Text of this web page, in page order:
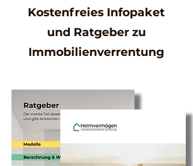
Kostenfreies Infopaket
und Ratgeber zu
Immobilienverrentung